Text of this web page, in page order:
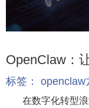
OpenClaw：
标签： openclaw
在数字化转型浪